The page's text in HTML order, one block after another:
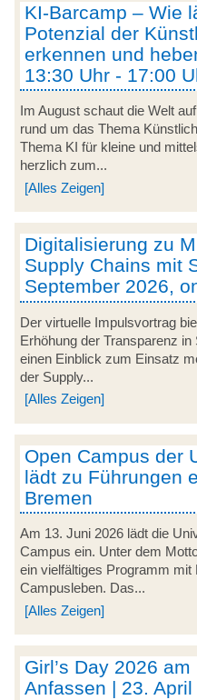
KI-Barcamp – Wie
Potenzial der
erkennen und
13:30 Uhr - 17:00
Im August schaut die Welt
rund um das Thema
Thema KI für kleine und
herzlich zum...
[Alles Zeigen]
Digitalisierung zu
Supply Chains mit
September 2026,
Der virtuelle Impulsvortrag
Erhöhung der Transparenz
einen Einblick zum Einsatz
der Supply...
[Alles Zeigen]
Open Campus der
lädt zu Führungen
Bremen
Am 13. Juni 2026 lädt die
Campus ein. Unter dem
ein vielfältiges Programm
Campusleben. Das...
[Alles Zeigen]
Girl’s Day 2026
Anfassen | 23.